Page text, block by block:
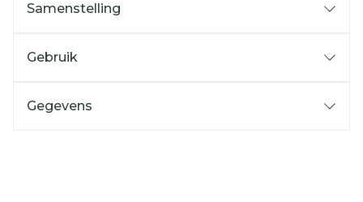
Samenstelling
Gebruik
Gegevens